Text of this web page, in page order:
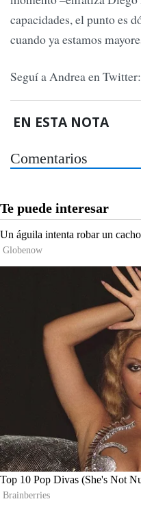
capacidades, el punto es
cuando ya estamos
Seguí a Andrea en Twitter:
EN ESTA NOTA
Comentarios